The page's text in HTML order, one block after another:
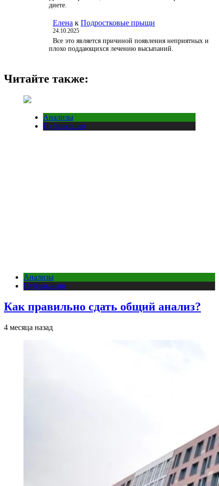
диете.
Елена к Подростковые прыщи
24.10.2025
Все это является причиной появления неприятных и
плохо поддающихся лечению высыпаний.
Читайте также:
Анализы
Публикации
Анализы
Публикации
Как правильно сдать общий анализ?
4 месяца назад